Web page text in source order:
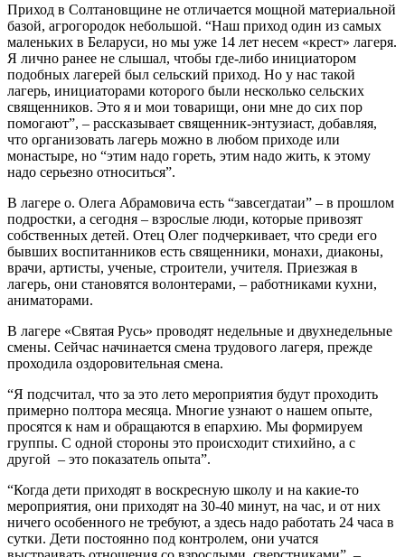
Приход в Солтановщине не отличается мощной материальной
базой, агрогородок небольшой. “Наш приход один из самых
маленьких в Беларуси, но мы уже 14 лет несем «крест» лагеря.
Я лично ранее не слышал, чтобы где-либо инициатором
подобных лагерей был сельский приход. Но у нас такой
лагерь, инициаторами которого были несколько сельских
священников. Это я и мои товарищи, они мне до сих пор
помогают”, – рассказывает священник-энтузиаст, добавляя,
что организовать лагерь можно в любом приходе или
монастыре, но “этим надо гореть, этим надо жить, к этому
надо серьезно относиться”.
В лагере о. Олега Абрамовича есть “завсегдатаи” – в прошлом
подростки, а сегодня – взрослые люди, которые привозят
собственных детей. Отец Олег подчеркивает, что среди его
бывших воспитанников есть священники, монахи, диаконы,
врачи, артисты, ученые, строители, учителя. Приезжая в
лагерь, они становятся волонтерами, – работниками кухни,
аниматорами.
В лагере «Святая Русь» проводят недельные и двухнедельные
смены. Сейчас начинается смена трудового лагеря, прежде
проходила оздоровительная смена.
“Я подсчитал, что за это лето мероприятия будут проходить
примерно полтора месяца. Многие узнают о нашем опыте,
просятся к нам и обращаются в епархию. Мы формируем
группы. С одной стороны это происходит стихийно, а с
другой – это показатель опыта”.
“Когда дети приходят в воскресную школу и на какие-то
мероприятия, они приходят на 30-40 минут, на час, и от них
ничего особенного не требуют, а здесь надо работать 24 часа в
сутки. Дети постоянно под контролем, они учатся